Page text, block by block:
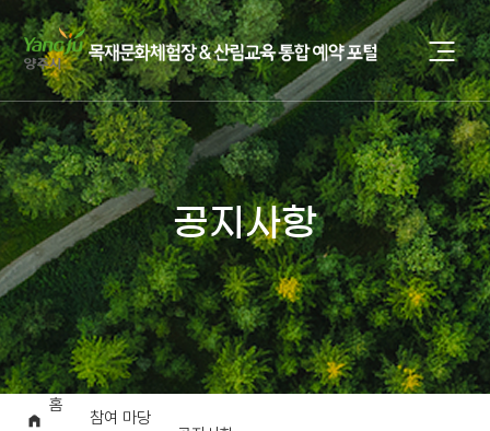
공지사항
홈
참여 마당